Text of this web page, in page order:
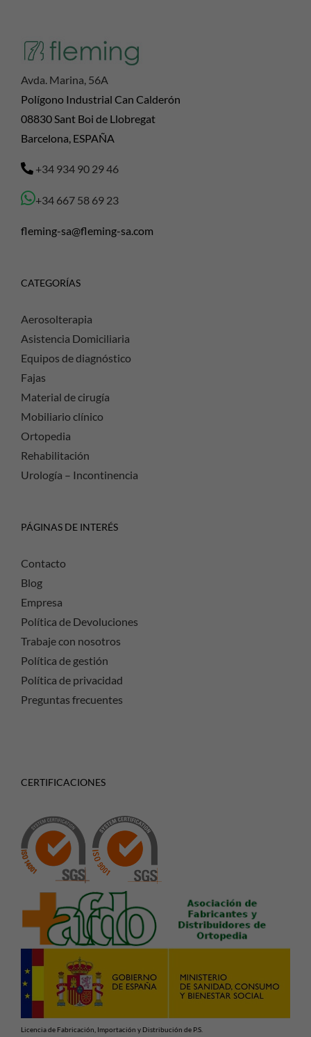
Avda. Marina, 56A
Polígono Industrial Can Calderón
08830 Sant Boi de Llobregat
Barcelona, ESPAÑA
+34 934 90 29 46
+34 667 58 69 23
fleming-sa@fleming-sa.com
CATEGORÍAS
Aerosolterapia
Asistencia Domiciliaria
Equipos de diagnóstico
Fajas
Material de cirugía
Mobiliario clínico
Ortopedia
Rehabilitación
Urología – Incontinencia
PÁGINAS DE INTERÉS
Contacto
Blog
Empresa
Política de Devoluciones
Trabaje con nosotros
Política de gestión
Política de privacidad
Preguntas frecuentes
CERTIFICACIONES
Licencia de Fabricación, Importación y Distribución de P.S.